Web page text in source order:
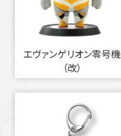
エヴァンゲリオン零号機
（改）